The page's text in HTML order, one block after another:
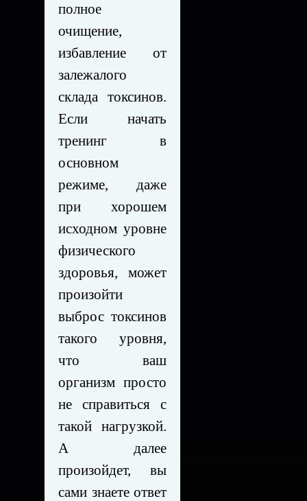
полное
очищение,
избавление от
залежалого
склада токсинов.
Если начать
тренинг в
основном
режиме, даже
при хорошем
исходном уровне
физического
здоровья, может
произойти
выброс токсинов
такого уровня,
что ваш
организм просто
не справиться с
такой нагрузкой.
А далее
произойдет, вы
сами знаете ответ